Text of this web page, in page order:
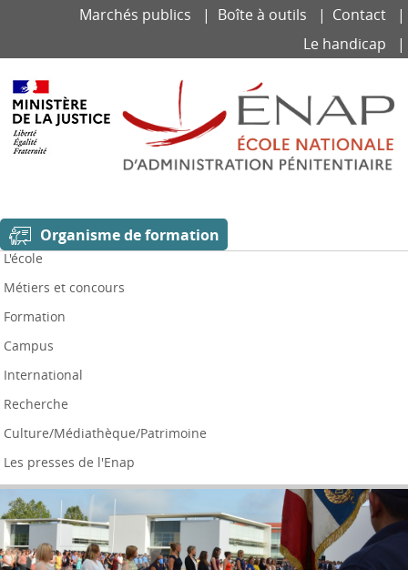
Marchés publics Boîte à outils
Contact
Le handicap
Organisme de formation
L'école
Métiers et concours
Formation
Campus
International
Recherche
Culture/Médiathèque/Patrimoine
Les presses de l'Enap
Panneau de gestion des cookies